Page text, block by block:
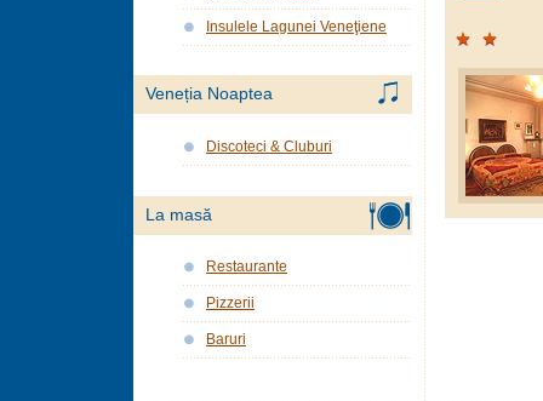
Insulele Lagunei Veneţiene
Veneția Noaptea
Discoteci & Cluburi
La masă
Restaurante
Pizzerii
Baruri